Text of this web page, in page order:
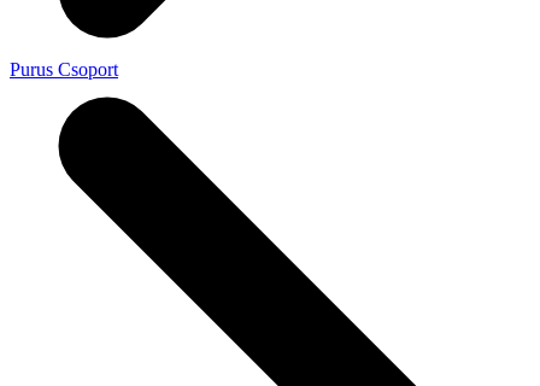
Purus Csoport